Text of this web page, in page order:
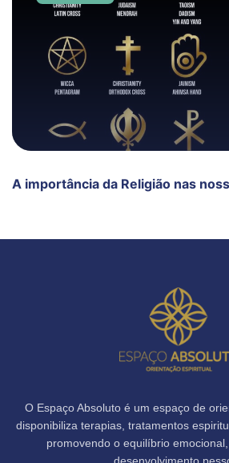
A importância da Religião nas
O Espaço Absoluto é um espaço de
disponibiliza terapias, tratamentos
promovendo o equilíbrio